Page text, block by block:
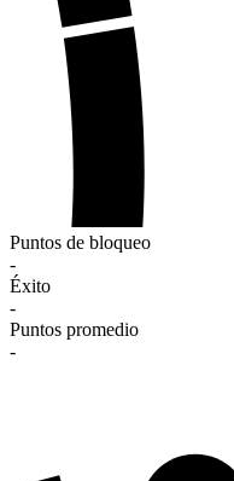
Puntos de bloqueo
-
Éxito
-
Puntos promedio
-